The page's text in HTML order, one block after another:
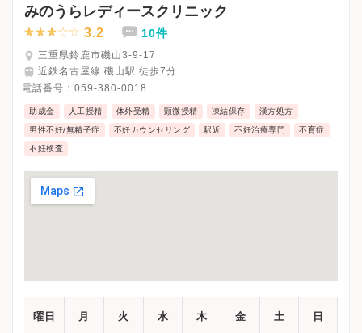
みのうらレディースクリニック
3.2 10件
三重県鈴鹿市磯山3-9-17
近鉄名古屋線 磯山駅 徒歩7分
電話番号： 059-380-0018
助成金 人工授精 体外受精 顕微授精 凍結保存 漢方処方
男性不妊/無精子症 不妊カウンセリング 駅近 不妊治療専門 不育症
不妊検査
曜日 月 火 水 木 金 土 日